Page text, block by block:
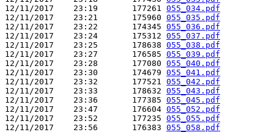
12/11/2017    23:19       177261 055_034.pdf
12/11/2017    23:21       175960 055_035.pdf
12/11/2017    23:22       174345 055_036.pdf
12/11/2017    23:24       175312 055_037.pdf
12/11/2017    23:25       178638 055_038.pdf
12/11/2017    23:27       176585 055_039.pdf
12/11/2017    23:28       177080 055_040.pdf
12/11/2017    23:30       174679 055_041.pdf
12/11/2017    23:32       177521 055_042.pdf
12/11/2017    23:33       178632 055_043.pdf
12/11/2017    23:36       177385 055_045.pdf
12/11/2017    23:47       176604 055_052.pdf
12/11/2017    23:52       177235 055_055.pdf
12/11/2017    23:56       176383 055_058.pdf